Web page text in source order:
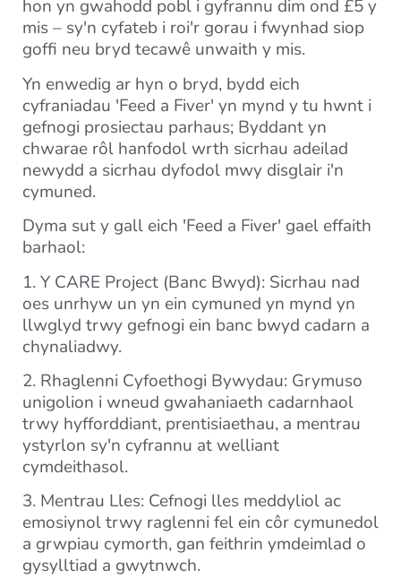
hon yn gwahodd pobl i gyfrannu dim ond £5 y
mis – sy'n cyfateb i roi'r gorau i fwynhad siop
goffi neu bryd tecawê unwaith y mis.
Yn enwedig ar hyn o bryd, bydd eich
cyfraniadau 'Feed a Fiver' yn mynd y tu hwnt i
gefnogi prosiectau parhaus; Byddant yn
chwarae rôl hanfodol wrth sicrhau adeilad
newydd a sicrhau dyfodol mwy disglair i'n
cymuned.
Dyma sut y gall eich 'Feed a Fiver' gael effaith
barhaol:
1. Y CARE Project (Banc Bwyd): Sicrhau nad
oes unrhyw un yn ein cymuned yn mynd yn
llwglyd trwy gefnogi ein banc bwyd cadarn a
chynaliadwy.
2. Rhaglenni Cyfoethogi Bywydau: Grymuso
unigolion i wneud gwahaniaeth cadarnhaol
trwy hyfforddiant, prentisiaethau, a mentrau
ystyrlon sy'n cyfrannu at welliant
cymdeithasol.
3. Mentrau Lles: Cefnogi lles meddyliol ac
emosiynol trwy raglenni fel ein côr cymunedol
a grwpiau cymorth, gan feithrin ymdeimlad o
gysylltiad a gwytnwch.